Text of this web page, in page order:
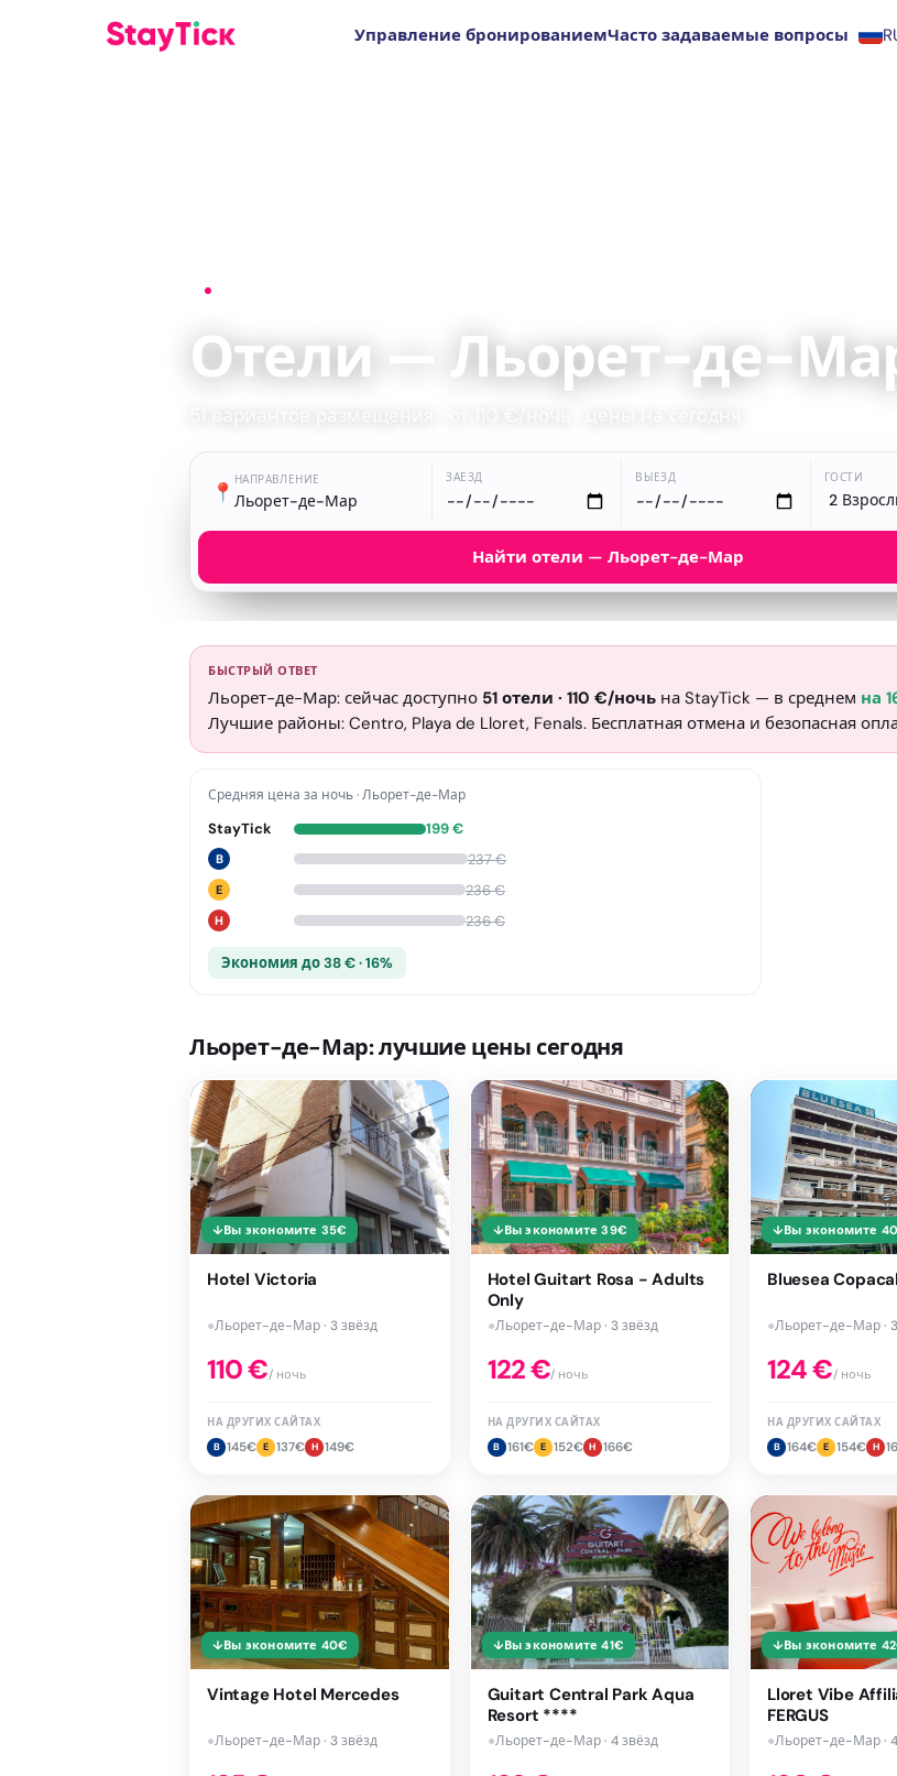
Управление бронированиемЧасто задаваемые вопросы
Отели — Льорет-де-
📍 НАПРАВЛЕНИЕ
Льорет-де-Мар
ЗАЕЗД ВЫЕЗД ГОСТИ
Найти отели — Льорет-де-Мар
БЫСТРЫЙ ОТВЕТ
Льорет-де-Мар: сейчас доступно 51 отели · 110 €/ночь на StayTick — в среднем на
Лучшие районы: Centro, Playa de Lloret, Fenals. Бесплатная отмена и безопасная
Средняя цена за ночь·Льорет-де-Мар
StayTick 199€
B 237€
E 236€
H 236€
Экономия до 38 € · 16%
Льорет-де-Мар: лучшие цены сегодня
↓Вы экономите 35€
Hotel Victoria
●Льорет-де-Мар · 3 звёзд
110€/ ночь
НА ДРУГИХ САЙТАХ
B 145€ E 137€ H 149€
↓Вы экономите 39€
Hotel Guitart Rosa - Adults
Only
●Льорет-де-Мар · 3 звёзд
122€/ ночь
НА ДРУГИХ САЙТАХ
B 161€ E 152€ H 166€
↓Вы экономите
Bluesea
●Льорет-де-Мар ·
124€/ ночь
НА ДРУГИХ САЙТАХ
B 164€ E 154€ H
↓Вы экономите 40€
Vintage Hotel Mercedes
●Льорет-де-Мар · 3 звёзд
↓Вы экономите 41€
Guitart Central Park Aqua
Resort ****
●Льорет-де-Мар · 4 звёзд
↓Вы экономите 42
Lloret Vibe
FERGUS
●Льорет-де-Мар ·